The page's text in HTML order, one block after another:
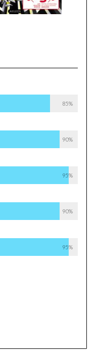
85%
90%
95%
90%
95%